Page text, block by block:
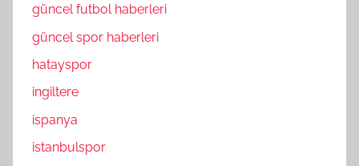
güncel futbol haberleri
güncel spor haberleri
hatayspor
ingiltere
ispanya
istanbulspor